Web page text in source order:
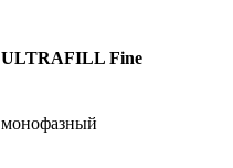
ULTRAFILL Fine
монофазный